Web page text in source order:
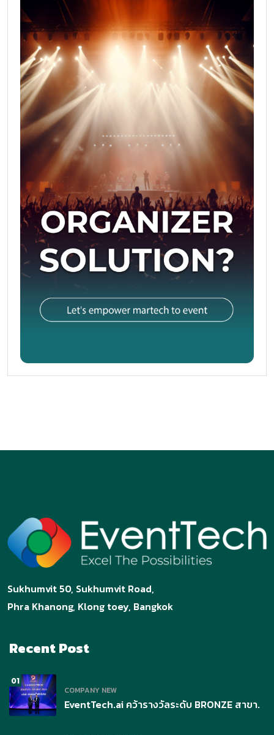
Sukhumvit 50, Sukhumvit Road,
Phra Khanong, Klong toey, Bangkok
Recent Post
01
COMPANY NEW
EventTech.ai คว้ารางวัลระดับ BRONZE สาขา.